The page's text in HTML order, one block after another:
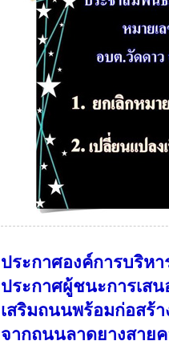
ประกาศองค์การบริห
ประกาศผู้ชนะการเสน
เสริมถนนพร้อมก่อสร้
จากถนนลาดยางสาย